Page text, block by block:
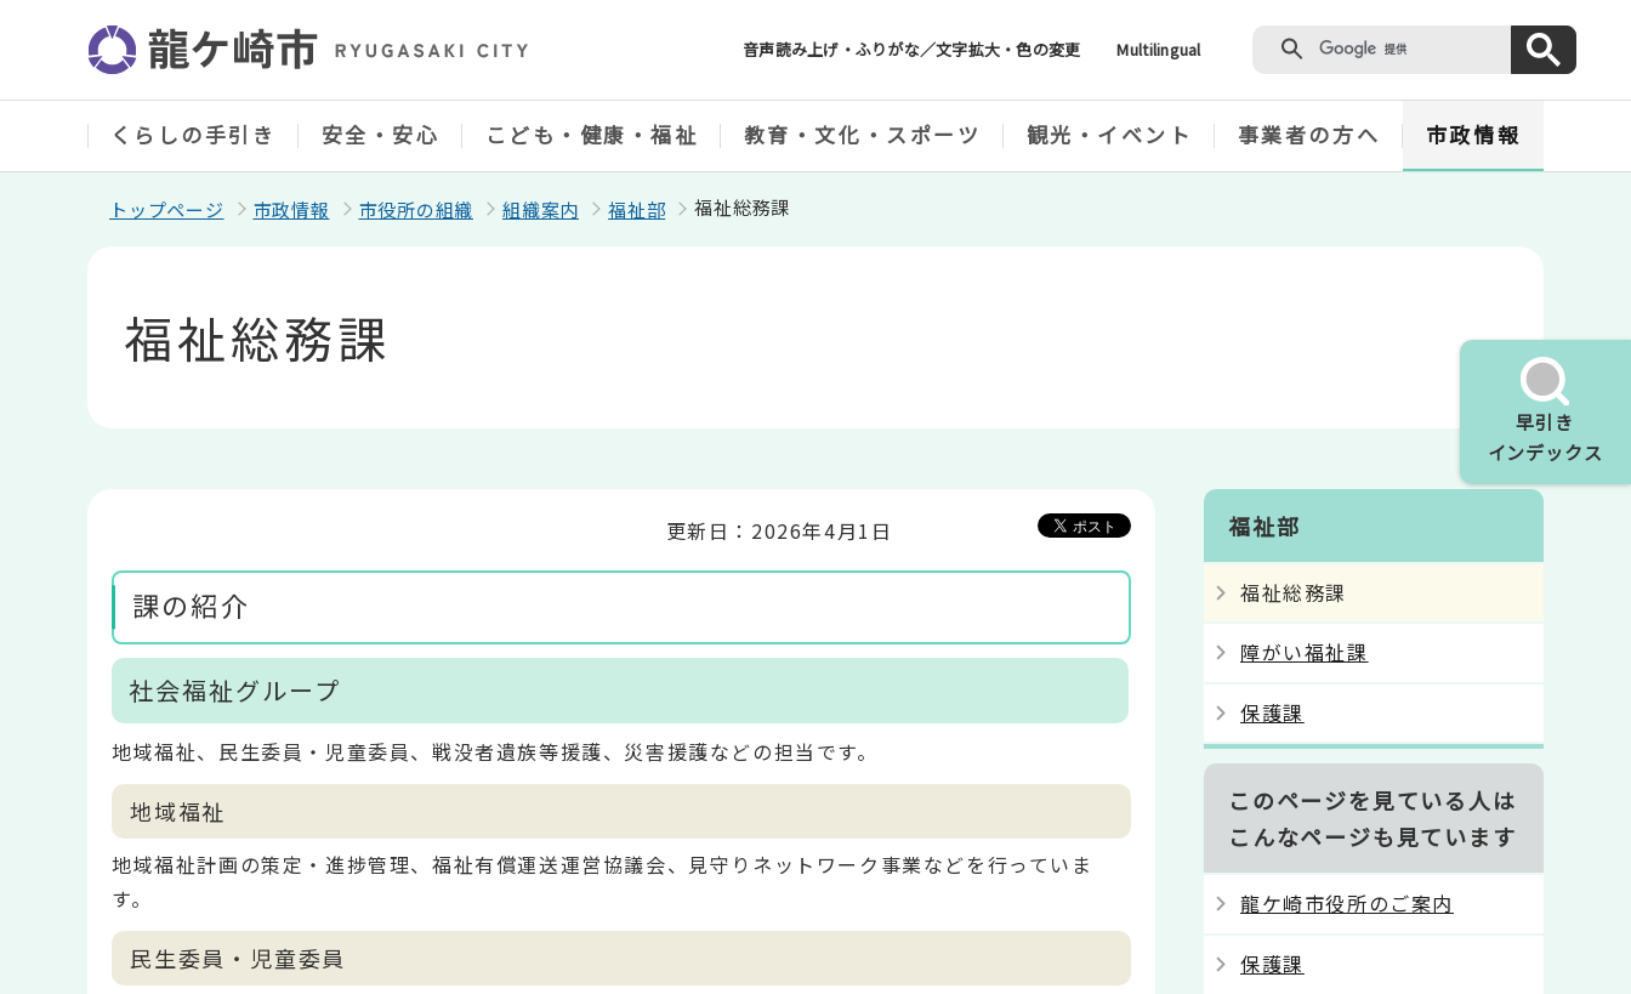
ジ
音声読み上げ・ふりがな／文字拡大・色の変更 Multilingual
早引き
インデックス
くらしの手引き 安全・安心 こども・健康・福祉 教育・文化・スポーツ 観光・イベント 事業者の方へ 市政情報
トップページ 市政情報 市役所の組織 組織案内 福祉部 福祉総務課
福祉総務課
更新日：2026年4月1日
課の紹介
社会福祉グループ
地域福祉、民生委員・児童委員、戦没者遺族等援護、災害援護などの担当です。
地域福祉
地域福祉計画の策定・進捗管理、福祉有償運送運営協議会、見守りネットワーク事業などを行っていま
す。
民生委員・児童委員
福祉部
福祉総務課
障がい福祉課
保護課
このページを見ている人は
こんなページも見ています
龍ケ崎市役所のご案内
保護課